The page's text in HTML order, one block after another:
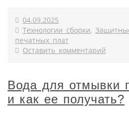
04.09.2025
Технологии сборки,
печатных плат
Оставить комментарий
Вода для отмывки
и как ее получать?